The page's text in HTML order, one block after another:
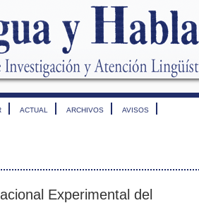
ACTUAL ARCHIVOS AVISOS
Experimental del